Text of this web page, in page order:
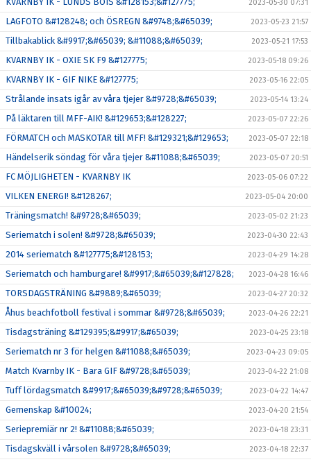
2023-05-30 07:31
LAGFOTO &#128248; och ÖSREGN &#9748;&#65039; 2023-05-23 21:57
Tillbakablick &#9917;&#65039; &#11088;&#65039; 2023-05-21 17:53
KVARNBY IK - OXIE SK F9 &#127775; 2023-05-18 09:26
KVARNBY IK - GIF NIKE &#127775; 2023-05-16 22:05
Strålande insats igår av våra tjejer &#9728;&#65039; 2023-05-14 13:24
På läktaren till MFF-AIK! &#129653;&#128227; 2023-05-07 22:26
FÖRMATCH och MASKOTAR till MFF! &#129321;&#129653; 2023-05-07 22:18
Händelserik söndag för våra tjejer &#11088;&#65039; 2023-05-07 20:51
FC MÖJLIGHETEN - KVARNBY IK 2023-05-06 07:22
VILKEN ENERGI! &#128267; 2023-05-04 20:00
Träningsmatch! &#9728;&#65039; 2023-05-02 21:23
Seriematch i solen! &#9728;&#65039; 2023-04-30 22:43
2014 seriematch &#127775;&#128153; 2023-04-29 14:28
Seriematch och hamburgare! &#9917;&#65039;&#127828; 2023-04-28 16:46
TORSDAGSTRÄNING &#9889;&#65039; 2023-04-27 20:32
Åhus beachfotboll festival i sommar &#9728;&#65039; 2023-04-26 22:21
Tisdagsträning &#129395;&#9917;&#65039; 2023-04-25 23:18
Seriematch nr 3 för helgen &#11088;&#65039; 2023-04-23 09:05
Match Kvarnby IK - Bara GIF &#9728;&#65039; 2023-04-22 21:08
Tuff lördagsmatch &#9917;&#65039;&#9728;&#65039; 2023-04-22 14:47
Gemenskap &#10024; 2023-04-20 21:54
Seriepremiär nr 2! &#11088;&#65039; 2023-04-18 23:31
Tisdagskväll i vårsolen &#9728;&#65039; 2023-04-18 22:37